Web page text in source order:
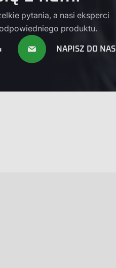
pytania, a nasi eksperci
produktu.
NAPISZ DO NAS